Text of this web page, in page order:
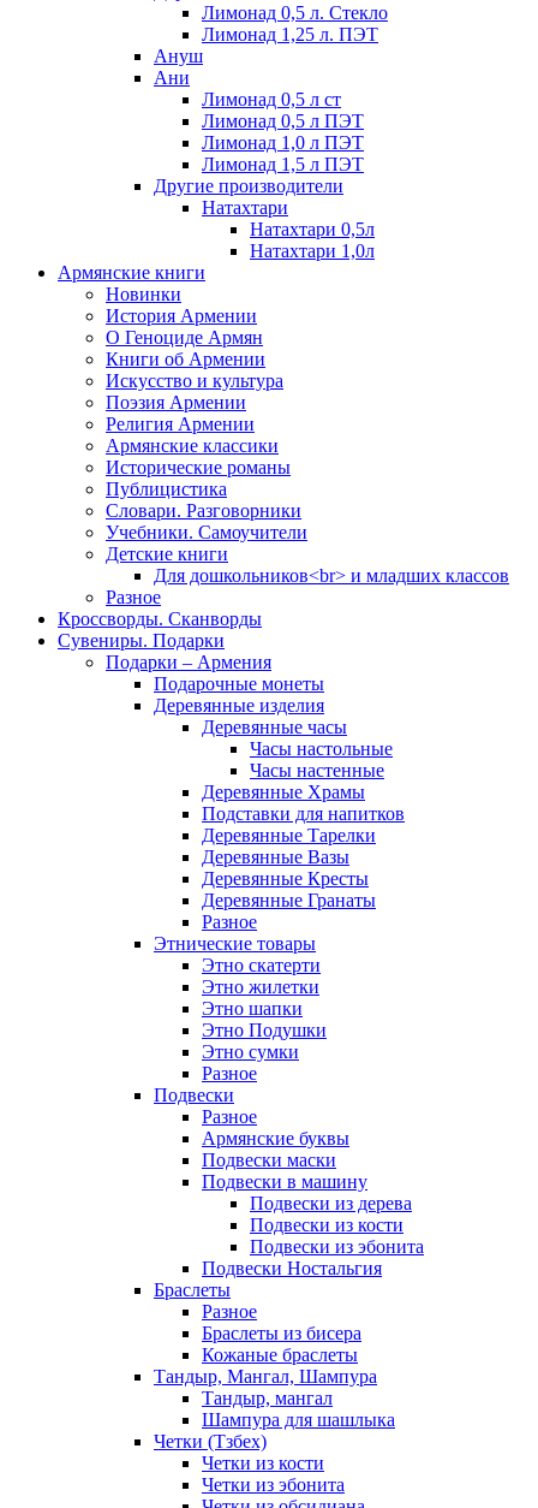
Лимонад 0,5 л. Стекло
Лимонад 1,25 л. ПЭТ
Ануш
Ани
Лимонад 0,5 л ст
Лимонад 0,5 л ПЭТ
Лимонад 1,0 л ПЭТ
Лимонад 1,5 л ПЭТ
Другие производители
Натахтари
Натахтари 0,5л
Натахтари 1,0л
Армянские книги
Новинки
История Армении
О Геноциде Армян
Книги об Армении
Иcкусство и культура
Поэзия Армении
Религия Армении
Армянские классики
Исторические романы
Публицистика
Словари. Разговорники
Учебники. Самоучители
Детские книги
Для дошкольников<br> и младших классов
Разное
Кроссворды. Сканворды
Сувениры. Подарки
Подарки – Армения
Подарочные монеты
Деревянные изделия
Деревянные часы
Часы настольные
Часы настенные
Деревянные Храмы
Подставки для напитков
Деревянные Тарелки
Деревянные Вазы
Деревянные Кресты
Деревянные Гранаты
Разное
Этнические товары
Этно скатерти
Этно жилетки
Этно шапки
Этно Подушки
Этно сумки
Разное
Подвески
Разное
Армянские буквы
Подвески маски
Подвески в машину
Подвески из дерева
Подвески из кости
Подвески из эбонита
Подвески Ностальгия
Браслеты
Разное
Браслеты из бисера
Кожаные браслеты
Тандыр, Мангал, Шампура
Тандыр, мангал
Шампура для шашлыка
Четки (Тзбех)
Четки из кости
Четки из эбонита